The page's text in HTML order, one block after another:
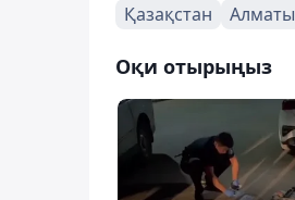
Қазақстан Алматы
Оқи отырыңыз